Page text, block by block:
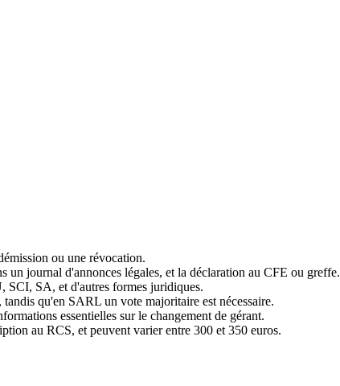
ou une révocation.
un journal d'annonces légales, et la déclaration au CFE ou greffe.
SCI, SA, et d'autres formes juridiques.
qu'en SARL un vote majoritaire est nécessaire.
essentielles sur le changement de gérant.
au RCS, et peuvent varier entre 300 et 350 euros.